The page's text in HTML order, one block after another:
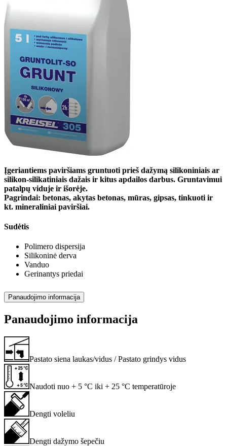
Įgeriantiems paviršiams gruntuoti prieš dažymą silikoniniais ar
silikon-silikatiniais dažais ir kitus apdailos darbus. Gruntavimui
patalpų viduje ir išorėje.
Pagrindai: betonas, akytas betonas, mūras, gipsas, tinkuoti ir
kt. mineraliniai paviršiai.
Sudėtis
Polimero dispersija
Silikoninė derva
Vanduo
Gerinantys priedai
Panaudojimo informacija
Panaudojimo informacija
Pastato siena laukas/vidus / Pastato grindys vidus
Naudoti nuo + 5 °C iki + 25 °C temperatūroje
Dengti voleliu
Dengti dažymo šepečiu